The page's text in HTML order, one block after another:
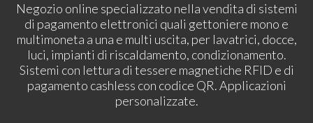
Negozio online specializzato nella vendita di sistemi
di pagamento elettronici quali gettoniere mono e
multimoneta a una e multi uscita, per lavatrici, docce,
luci, impianti di riscaldamento, condizionamento.
Sistemi con lettura di tessere magnetiche RFID e di
pagamento cashless con codice QR. Applicazioni
personalizzate.